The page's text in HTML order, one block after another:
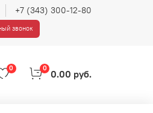
+7 (343) 300-12-80
звонок
0 0 0.00 руб.